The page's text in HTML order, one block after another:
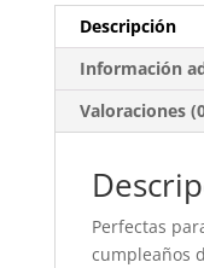
Descripción
Información
Valoraciones
Perfectas
cumpleaños